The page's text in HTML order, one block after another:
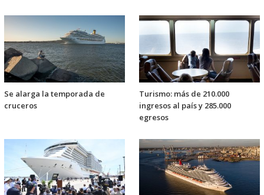
Se alarga la temporada de
cruceros
Turismo: más de 210.000
ingresos al país y 285.000
egresos